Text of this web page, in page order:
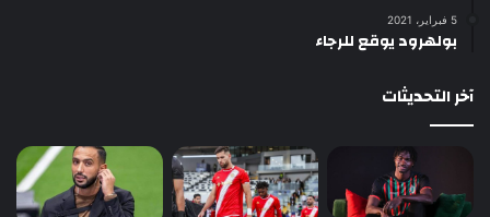
5 فبراير، 2021
بولهرود يوقع للرجاء
آخر التحديثات